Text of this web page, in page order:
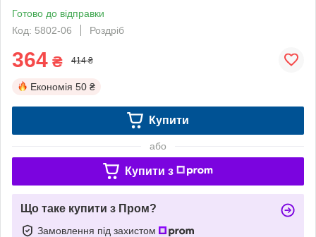
Готово до відправки
Код: 5802-06
Роздріб
364 ₴ 414 ₴
Економія 50 ₴
Купити
або
Купити з
Що таке купити з Пром?
Замовлення під захистом